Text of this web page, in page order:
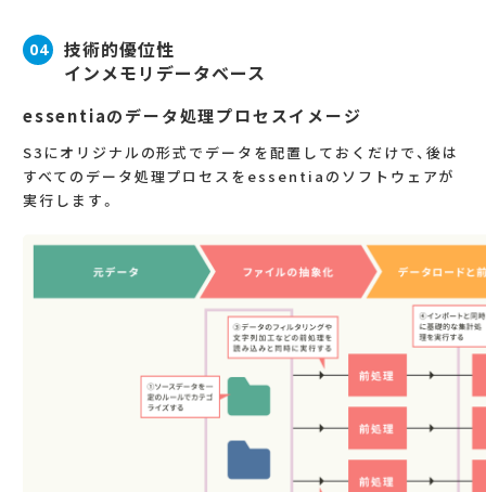
04
技術的優位性
インメモリデータベース
essentiaのデータ処理プロセスイメージ
S3にオリジナルの形式でデータを配置しておくだけで、後は
すべてのデータ処理プロセスをessentiaのソフトウェアが
実行します。